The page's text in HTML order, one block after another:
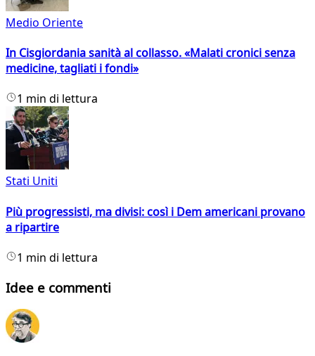
Medio Oriente
In Cisgiordania sanità al collasso. «Malati cronici senza
medicine, tagliati i fondi»
1 min di lettura
Stati Uniti
Più progressisti, ma divisi: così i Dem americani provano
a ripartire
1 min di lettura
Idee e commenti